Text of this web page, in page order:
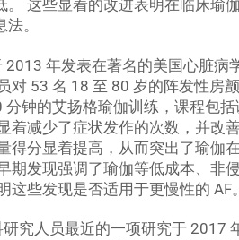
这些显着的改进表明在临床瑜
。
年发表在著名的美国心脏病
对 53 名 18 至 80 岁的阵发性房
钟的艾扬格瑜伽训练，课程包括
着减少了症状发作的次数，并改
得分显着提高，从而突出了瑜伽
期发现强调了瑜伽等低成本、非
些发现是否适用于更慢性的 AF。
究人员最近的一项研究于 2017